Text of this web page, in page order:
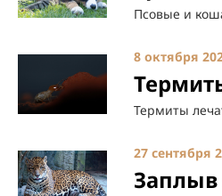
Псовые и
8 октября
Термиты
27 сентября
Заплыв